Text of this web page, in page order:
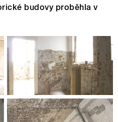
budovy proběhla v